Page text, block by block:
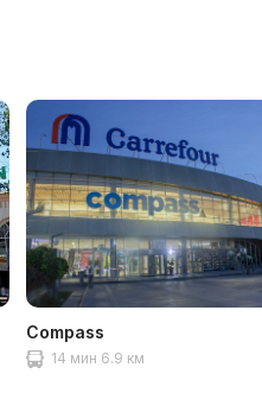
Compass
14 мин 6.9 км